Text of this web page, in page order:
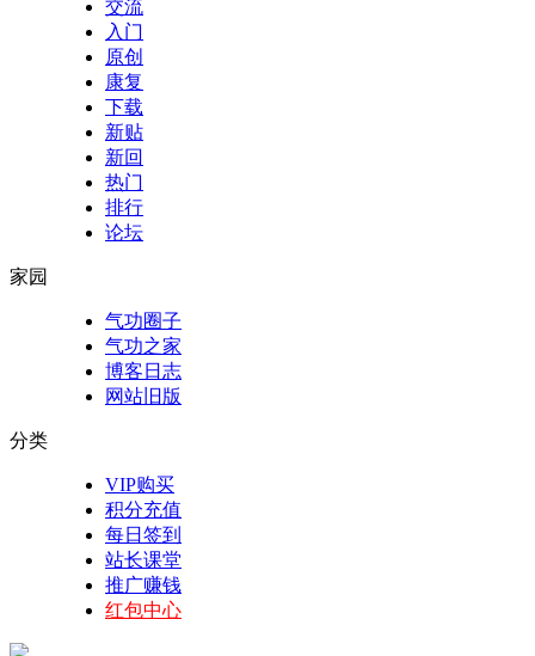
交流
入门
原创
康复
下载
新贴
新回
热门
排行
论坛
家园
气功圈子
气功之家
博客日志
网站旧版
分类
VIP购买
积分充值
每日签到
站长课堂
推广赚钱
红包中心